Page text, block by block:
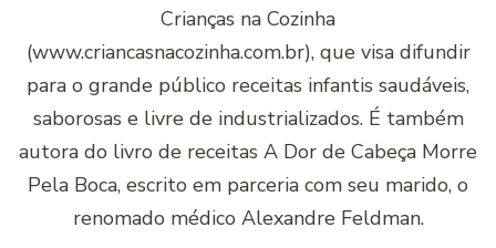
Crianças na Cozinha
(www.criancasnacozinha.com.br), que visa difundir
para o grande público receitas infantis saudáveis,
saborosas e livre de industrializados. É também
autora do livro de receitas A Dor de Cabeça Morre
Pela Boca, escrito em parceria com seu marido, o
renomado médico Alexandre Feldman.